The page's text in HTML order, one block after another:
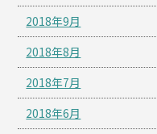
2018年9月
2018年8月
2018年7月
2018年6月